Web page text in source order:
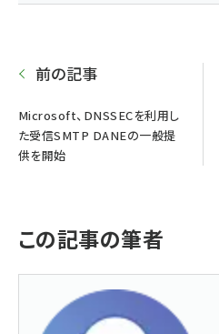
前の記事
Microsoft、DNSSECを利用し
た受信SMTP DANEの一般提
供を開始
この記事の筆者